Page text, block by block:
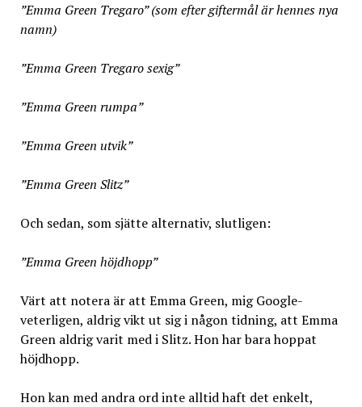
”Emma Green Tregaro” (som efter giftermål är hennes nya
namn)
”Emma Green Tregaro sexig”
”Emma Green rumpa”
”Emma Green utvik”
”Emma Green Slitz”
Och sedan, som sjätte alternativ, slutligen:
”Emma Green höjdhopp”
Värt att notera är att Emma Green, mig Google-
veterligen, aldrig vikt ut sig i någon tidning, att Emma
Green aldrig varit med i Slitz. Hon har bara hoppat
höjdhopp.
Hon kan med andra ord inte alltid haft det enkelt,